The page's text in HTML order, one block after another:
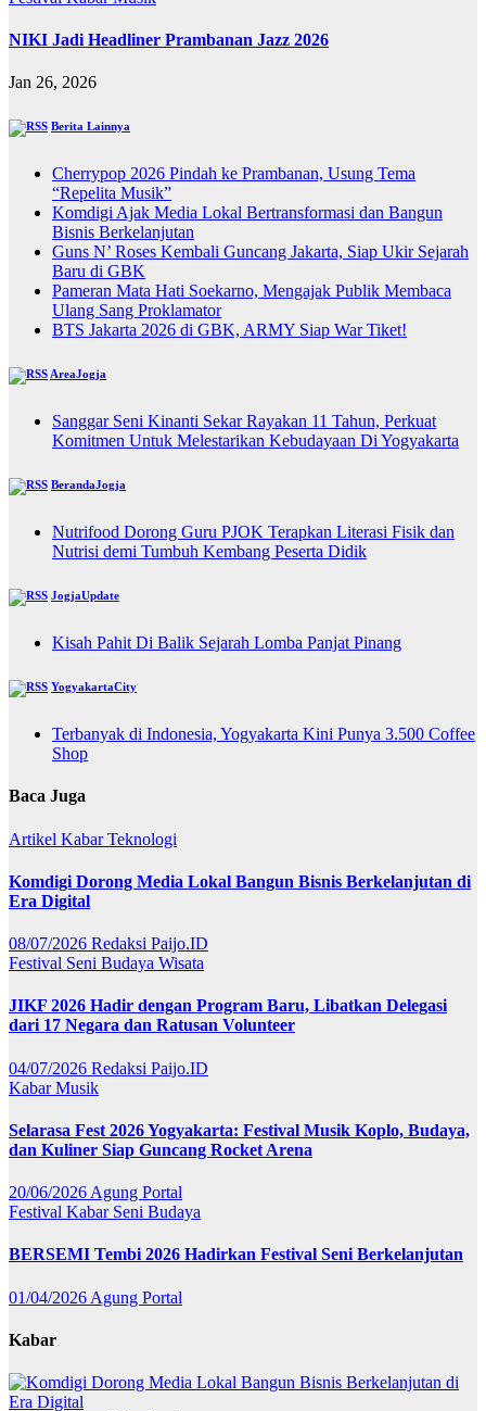
NIKI Jadi Headliner Prambanan Jazz 2026
Jan 26, 2026
Berita Lainnya
Cherrypop 2026 Pindah ke Prambanan, Usung Tema
“Repelita Musik”
Komdigi Ajak Media Lokal Bertransformasi dan Bangun
Bisnis Berkelanjutan
Guns N’ Roses Kembali Guncang Jakarta, Siap Ukir Sejarah
Baru di GBK
Pameran Mata Hati Soekarno, Mengajak Publik Membaca
Ulang Sang Proklamator
BTS Jakarta 2026 di GBK, ARMY Siap War Tiket!
AreaJogja
Sanggar Seni Kinanti Sekar Rayakan 11 Tahun, Perkuat
Komitmen Untuk Melestarikan Kebudayaan Di Yogyakarta
BerandaJogja
Nutrifood Dorong Guru PJOK Terapkan Literasi Fisik dan
Nutrisi demi Tumbuh Kembang Peserta Didik
JogjaUpdate
Kisah Pahit Di Balik Sejarah Lomba Panjat Pinang
YogyakartaCity
Terbanyak di Indonesia, Yogyakarta Kini Punya 3.500 Coffee
Shop
Baca Juga
Artikel KabarTeknologi
Komdigi Dorong Media Lokal Bangun Bisnis Berkelanjutan di
Era Digital
08/07/2026 Redaksi Paijo.ID
Festival Seni Budaya Wisata
JIKF 2026 Hadir dengan Program Baru, Libatkan Delegasi
dari 17 Negara dan Ratusan Volunteer
04/07/2026 Redaksi Paijo.ID
KabarMusik
Selarasa Fest 2026 Yogyakarta: Festival Musik Koplo, Budaya,
dan Kuliner Siap Guncang Rocket Arena
20/06/2026 Agung Portal
Festival Kabar Seni Budaya
BERSEMI Tembi 2026 Hadirkan Festival Seni Berkelanjutan
01/04/2026 Agung Portal
Kabar